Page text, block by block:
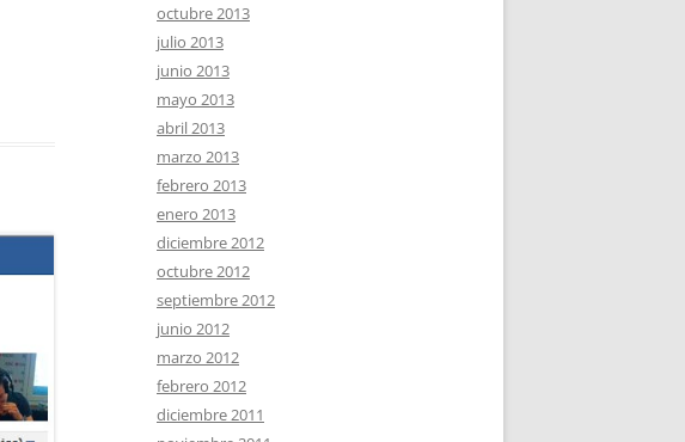
octubre 2013
julio 2013
junio 2013
mayo 2013
abril 2013
marzo 2013
febrero 2013
enero 2013
diciembre 2012
octubre 2012
septiembre 2012
junio 2012
marzo 2012
febrero 2012
diciembre 2011